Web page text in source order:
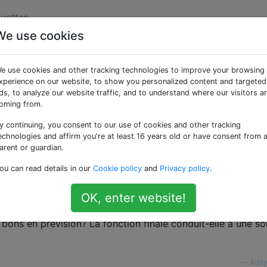
les réseaux de
les prévisions?
et j'essaie de comprendre mathématiquement ce
les problèmes de classification.
de neurones (par exemple, un avec 2 entrées, 2
pour la sortie), tout ce que vous avez est une fonction
sigmoïde sur une combinaison linéaire du
en prévision? La fonction finale conduit-elle à une
use cookies
use cookies and other tracking technologies to improve your browsing
on our website, to show you personalized content and targeted
to analyze our website traffic, and to understand where our visitors
from.
continuing, you consent to our use of cookies and other tracking
and affirm you're at least 16 years old or have consent from a
or guardian.
can read details in our Cookie policy and Privacy policy.
OK, enter website!